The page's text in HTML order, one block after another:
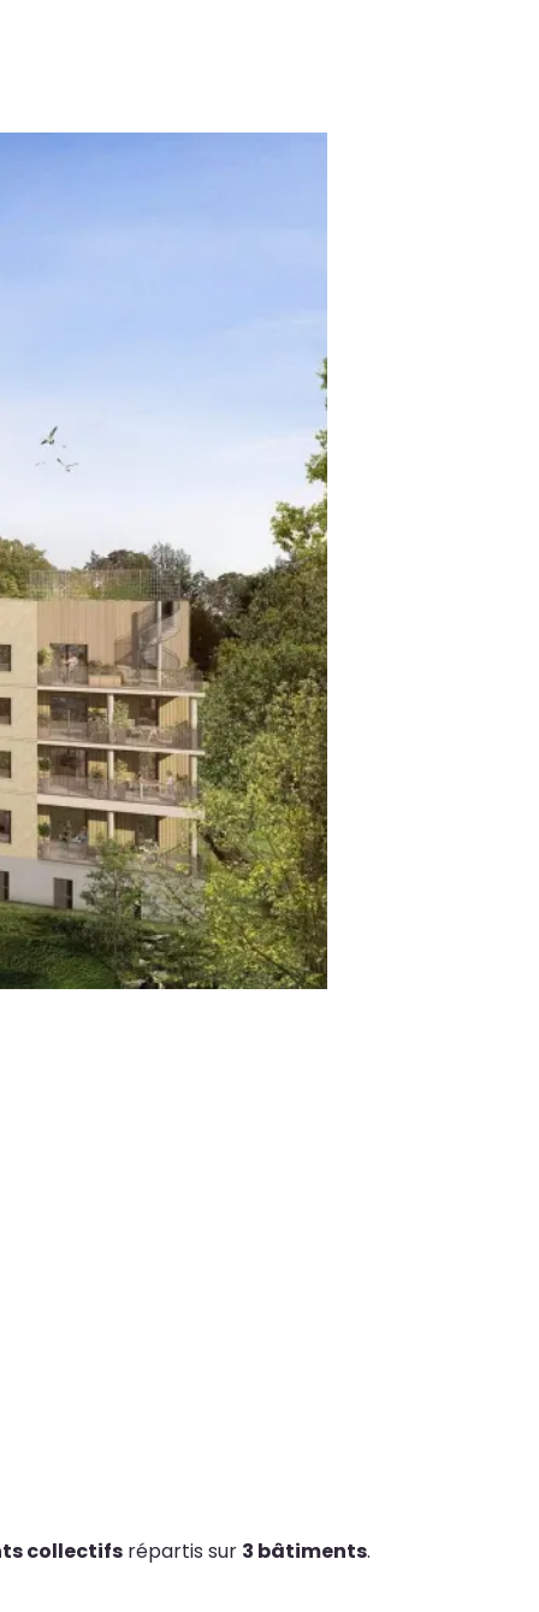
collectifs répartis sur 3 bâtiments.